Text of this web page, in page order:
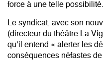
force à une telle
Le syndicat, avec son
(directeur du théâtre La
qu’il entend « alerter les
conséquences néfastes